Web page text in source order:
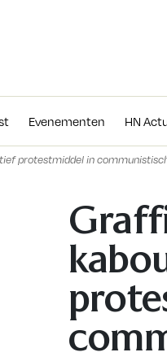
Evenementen HN
protestmiddel in